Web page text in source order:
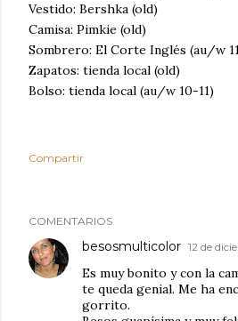
Vestido: Bershka (old)
Camisa: Pimkie (old)
Sombrero: El Corte Inglés (au/w
Zapatos: tienda local (old)
Bolso: tienda local (au/w 10-11)
Compartir
COMENTARIOS
besosmulticolor 12 de
Es muy bonito y con la
te queda genial. Me ha
gorrito.